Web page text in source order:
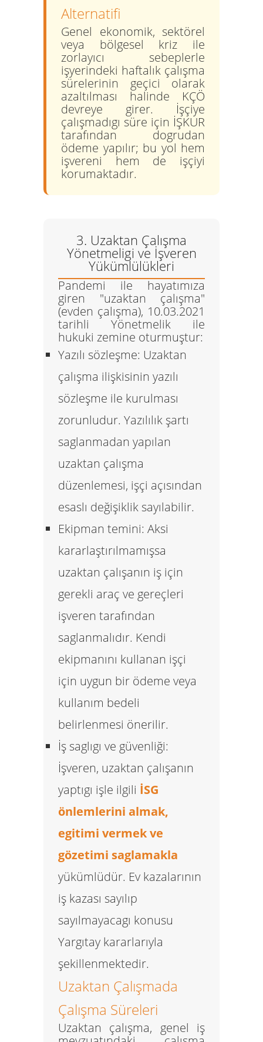
Alternatifi
Genel ekonomik, sektörel
veya bölgesel kriz ile
zorlayıcı sebeplerle
işyerindeki haftalık çalışma
sürelerinin geçici olarak
azaltılması halinde KÇÖ
devreye girer. İşçiye
çalışmadıgı süre için İŞKUR
tarafından dogrudan
ödeme yapılır; bu yol hem
işvereni hem de işçiyi
korumaktadır.
3. Uzaktan Çalışma
Yönetmeligi ve İşveren
Yükümlülükleri
Pandemi ile hayatımıza
giren "uzaktan çalışma"
(evden çalışma), 10.03.2021
tarihli Yönetmelik ile
hukuki zemine oturmuştur:
Yazılı sözleşme: Uzaktan
çalışma ilişkisinin yazılı
sözleşme ile kurulması
zorunludur. Yazılılık şartı
saglanmadan yapılan
uzaktan çalışma
düzenlemesi, işçi açısından
esaslı değişiklik sayılabilir.
Ekipman temini: Aksi
kararlaştırılmamışsa
uzaktan çalışanın iş için
gerekli araç ve gereçleri
işveren tarafından
saglanmalıdır. Kendi
ekipmanını kullanan işçi
için uygun bir ödeme veya
kullanım bedeli
belirlenmesi önerilir.
İş saglıgı ve güvenliği:
İşveren, uzaktan çalışanın
yaptıgı işle ilgili İSG
önlemlerini almak,
egitimi vermek ve
gözetimi saglamakla
yükümlüdür. Ev kazalarının
iş kazası sayılıp
sayılmayacagı konusu
Yargıtay kararlarıyla
şekillenmektedir.
Uzaktan Çalışmada
Çalışma Süreleri
Uzaktan çalışma, genel iş